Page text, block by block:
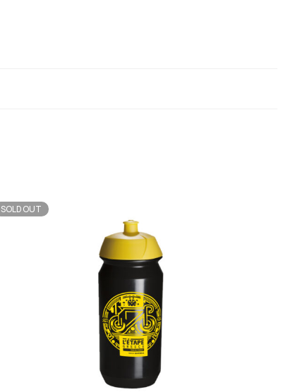
SOLD OUT